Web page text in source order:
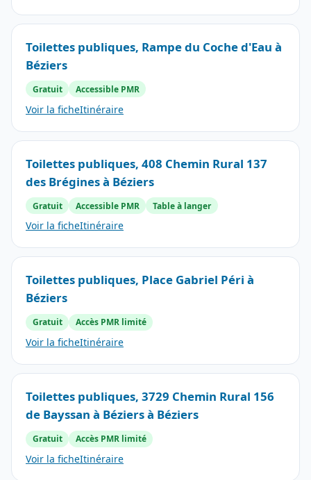
Toilettes publiques, Rampe du Coche d'Eau à
Béziers
Gratuit Accessible PMR
Voir la ficheItinéraire
Toilettes publiques, 408 Chemin Rural 137
des Brégines à Béziers
Gratuit Accessible PMR Table à langer
Voir la ficheItinéraire
Toilettes publiques, Place Gabriel Péri à
Béziers
Gratuit Accès PMR limité
Voir la ficheItinéraire
Toilettes publiques, 3729 Chemin Rural 156
de Bayssan à Béziers à Béziers
Gratuit Accès PMR limité
Voir la ficheItinéraire